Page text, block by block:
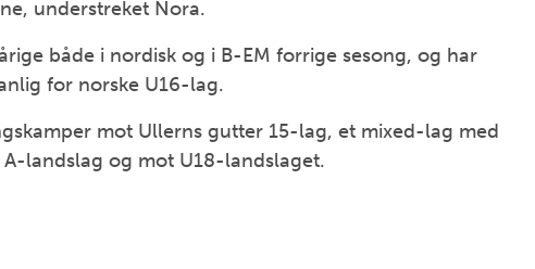
understreket Nora.
både i nordisk og i B-EM forrige sesong, og har
for norske U16-lag.
mot Ullerns gutter 15-lag, et mixed-lag med
landslag og mot U18-landslaget.